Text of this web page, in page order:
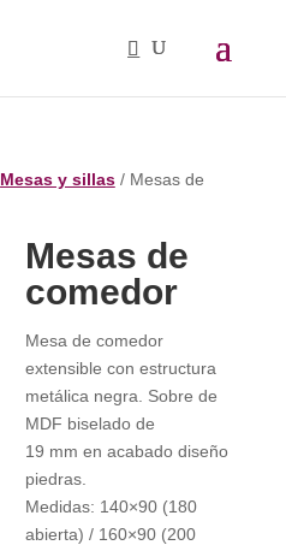
Mesas y sillas/ Mesas de
Mesas de
comedor
Mesa de comedor
extensible con estructura
metálica negra. Sobre de
MDF biselado de
19 mm en acabado diseño
piedras.
Medidas: 140×90 (180
abierta) / 160×90 (200